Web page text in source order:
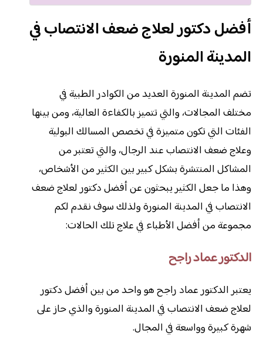
أفضل دكتور لعلاج ضعف الانتصاب في
المدينة المنورة
تضم المدينة المنورة العديد من الكوادر الطبية في
مختلف المجالات، والتي تتميز بالكفاءة العالية، ومن بينها
الفئات التي تكون متميزة في تخصص المسالك البولية
وعلاج ضعف الانتصاب عند الرجال، والتي تعتبر من
المشاكل المنتشرة بشكل كبير بين الكثير من الأشخاص،
وهذا ما جعل الكثير يبحثون عن أفضل دكتور لعلاج ضعف
الانتصاب في المدينة المنورة ولذلك سوف نقدم لكم
مجموعة من أفضل الأطباء في علاج تلك الحالات:
الدكتور عماد راجح
يعتبر الدكتور عماد راجح هو واحد من بين أفضل دكتور
لعلاج ضعف الانتصاب في المدينة المنورة والذي حاز على
شهرة كبيرة وواسعة في المجال.